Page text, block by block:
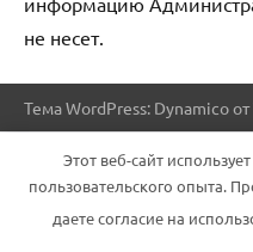
не несет.
Тема WordPress: Dynamico
Этот веб-сайт
пользовательского опыта.
даете согласие на